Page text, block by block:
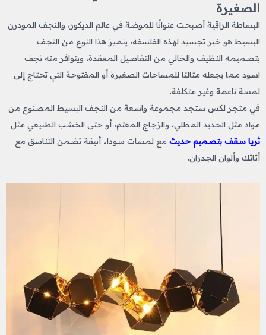
الصغيرة
البساطة الراقية أصبحت عنوانًا للموضة في عالم الديكور، والنجف المودرن
البسيط هو خير تجسيد لهذه الفلسفة، يتميز هذا النوع من النجف
بتصميمه النظيف والخالي من التفاصيل المعقدة، ويتوافر منه نجف
اسود مما يجعله مثاليًا للمساحات الصغيرة أو المفتوحة التي تحتاج إلى
لمسة ناعمة وغير متكلفة.
في متجر لكس ستجد مجموعة واسعة من النجف البسيط المصنوع من
مواد مثل الحديد المطلي، والزجاج المعتم، أو حتى الخشب الطبيعي مثل
ثريا سقف بتصميم حديث مع لمسات سوداء أنيقة تضمن التناسق مع
أثاثك وألوان الجدران.